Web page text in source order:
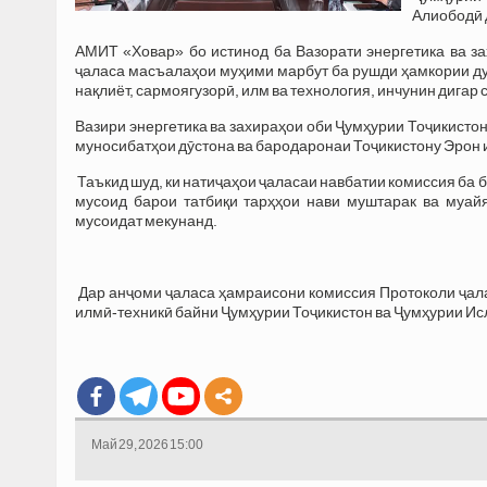
Алиободӣ
АМИТ «Ховар» бо истинод ба Вазорати энергетика ва
ҷаласа масъалаҳои муҳими марбут ба рушди ҳамкории
нақлиёт, сармоягузорӣ, илм ва технология, инчунин
‎Вазири энергетика ва захираҳои оби Ҷумҳурии
муносибатҳои дӯстона ва бародаронаи Тоҷикистону
Таъкид шуд, ки натиҷаҳои ҷаласаи навбатии комиссия
мусоид барои татбиқи тарҳҳои нави муштарак ва
мусоидат мекунанд.
Дар анҷоми ҷаласа ҳамраисони комиссия Протоколи
илмӣ-техникӣ байни Ҷумҳурии Тоҷикистон ва Ҷумҳурии
Май 29, 2026 15:00